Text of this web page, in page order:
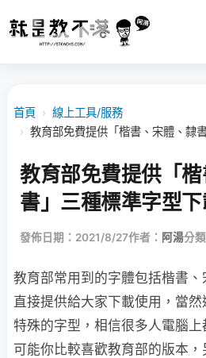
首頁 › 線上工具/服務
› 教育部免費提供「楷書、宋體、隸
教育部免費提供「
書」三種標準字型
發佈日期：2021/8/27作者： 阿湯分類
教育部常用到的字體包括楷書
直接提供給大家下載使用，當
特殊的字型，相信很多人電腦
可能你比較喜歡教育部的版本